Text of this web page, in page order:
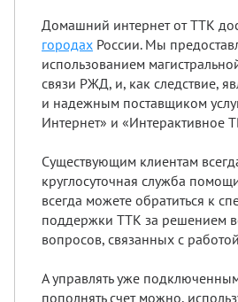
Домашний интернет от ТТК
городах России. Мы
использованием
связи РЖД, и, как следствие,
и надежным поставщиком
Интернет» и «Интерактивное
Существующим клиентам
круглосуточная служба
всегда можете обратиться к
поддержки ТТК за решением
вопросов, связанных с работой
А управлять уже
пополнять счет можно,